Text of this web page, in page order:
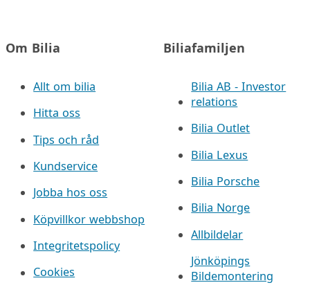
Om Bilia
Allt om bilia
Hitta oss
Tips och råd
Kundservice
Jobba hos oss
Köpvillkor webbshop
Integritetspolicy
Cookies
Biliafamiljen
Bilia AB - Investor
relations
Bilia Outlet
Bilia Lexus
Bilia Porsche
Bilia Norge
Allbildelar
Jönköpings
Bildemontering